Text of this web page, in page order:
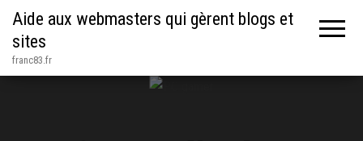
Aide aux webmasters qui gèrent blogs et
sites
franc83.fr